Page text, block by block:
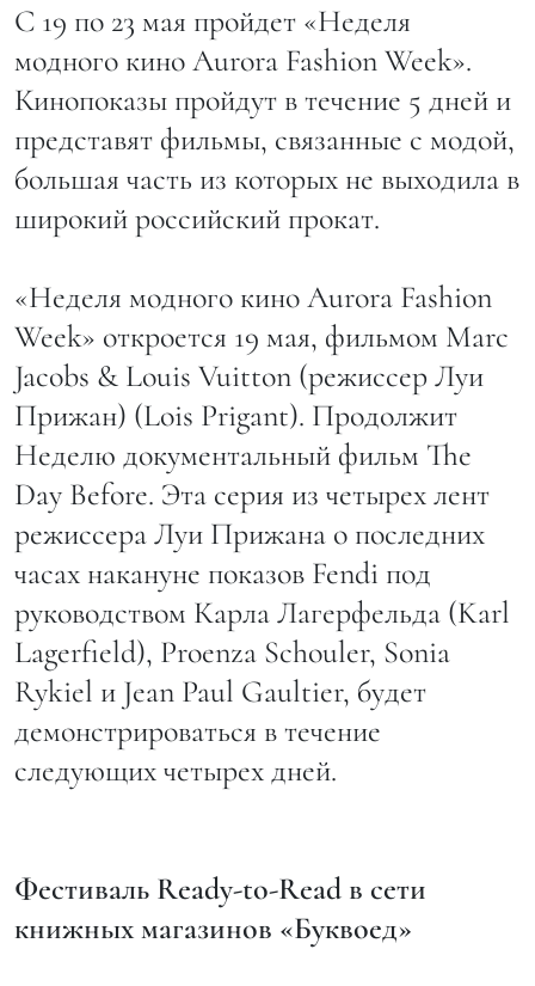
C 19 по 23 мая пройдет «Неделя
модного кино Aurora Fashion Week».
Кинопоказы пройдут в течение 5 дней и
представят фильмы, связанные с модой,
большая часть из которых не выходила в
широкий российский прокат.
«Неделя модного кино Aurora Fashion
Week» откроется 19 мая, фильмом Marc
Jacobs & Louis Vuitton (режиссер Луи
Прижан) (Lois Prigant). Продолжит
Неделю документальный фильм The
Day Before. Эта серия из четырех лент
режиссера Луи Прижана о последних
часах накануне показов Fendi под
руководством Карла Лагерфельда (Karl
Lagerfield), Proenza Schouler, Sonia
Rykiel и Jean Paul Gaultier, будет
демонстрироваться в течение
следующих четырех дней.
Фестиваль Ready-to-Read в сети
книжных магазинов «Буквоед»